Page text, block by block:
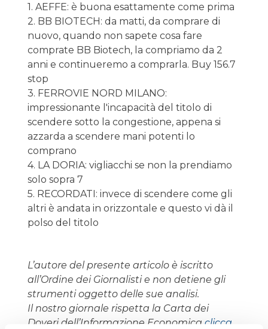
1. AEFFE: è buona esattamente come prima
2. BB BIOTECH: da matti, da comprare di
nuovo, quando non sapete cosa fare
comprate BB Biotech, la compriamo da 2
anni e continueremo a comprarla. Buy 156.7
stop
3. FERROVIE NORD MILANO:
impressionante l'incapacità del titolo di
scendere sotto la congestione, appena si
azzarda a scendere mani potenti lo
comprano
4. LA DORIA: vigliacchi se non la prendiamo
solo sopra 7
5. RECORDATI: invece di scendere come gli
altri è andata in orizzontale e questo vi dà il
polso del titolo
L’autore del presente articolo è iscritto
all’Ordine dei Giornalisti e non detiene gli
strumenti oggetto delle sue analisi.
Il nostro giornale rispetta la Carta dei
Doveri dell’Informazione Economica clicca